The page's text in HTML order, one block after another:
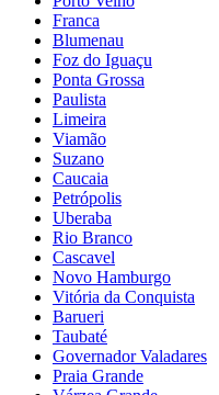
Franca
Blumenau
Foz do Iguaçu
Ponta Grossa
Paulista
Limeira
Viamão
Suzano
Caucaia
Petrópolis
Uberaba
Rio Branco
Cascavel
Novo Hamburgo
Vitória da Conquista
Barueri
Taubaté
Governador Valadares
Praia Grande